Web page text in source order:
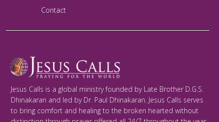
Contact
Jesus Calls is a global ministry founded by Late Brother D.G.S.
Dhinakaran and led by Dr. Paul Dhinakaran. Jesus Calls serves
to bring comfort and healing to the broken hearted without